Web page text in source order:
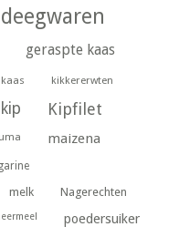
deegwaren
geraspte kaas
kaas kikkererwten
kip Kipfilet
maizena
melk Nagerechten
poedersuiker